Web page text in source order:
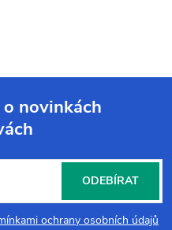
novinkách
ochrany osobních údajů
ODEBÍRAT